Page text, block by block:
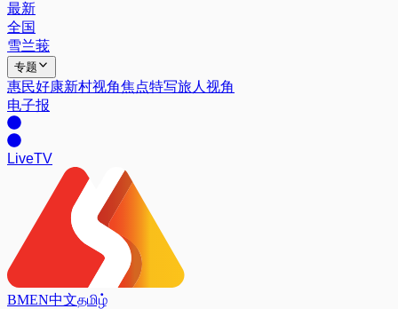
最新
全国
雪兰莪
专题
惠民好康新村视角焦点特写旅人视角
电子报
LiveTV
BMEN中文தமிழ்